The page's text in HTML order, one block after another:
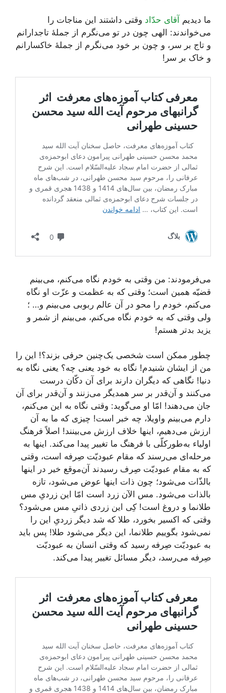
ما دیدیمآقای حدّادوقتی داشتند این مناجات را
می‌خواندند: الهی چون در تو می‌نگرم از جملۀ تاجدارانم
و تاج بر سر، و چون بر خود می‌نگرم از جملۀ‌ خاکسارانم
و خاک بر سر!
می‌فرمودند: من وقتی به خودم نگاه می‌کنم، می‌بینم
قضیّه همین است؛ وقتی که به عظمت و عزّت او نگاه
می‌کنم، خودم را محو در آن عالم ربوبی می‌بینم و… ؛
ولی وقتی که به خودم نگاه می‌کنم، می‌بینم از شمر و
یزید بدتر هستم!
چطور ممکن است شخصی یک‌چنین حرفی بزند؟! این را
من از ایشان شنیدم! نگاه به خود یعنی چه؟ یعنی نگاه به
دنیا! نگاهی که دیگران دارند برای آن دکّان درست
می‌کنند و آن‌قدر بر سر همدیگر می‌زنند و آن‌قدر برای آن
جان می‌دهند! امّا او می‌گوید: وقتی نگاه به این می‌کنم،
دارم می‌بینم واویلا، چه خبر است! چیزی که ما به آن
ارزش می‌دهیم، اینها خلاف ارزش می‌بینند! اصلاً فرهنگ
اولیاء به‌طورکلّی با فرهنگ ما تغییر پیدا می‌کند. اینها به
مرحله‌ای می‌رسند که مقام عبودیّت صِرفه است، وقتی
که به مقام عبودیّت صِرف رسیدند آن‌موقع خیر در اینها
بالذّات می‌شود؛ چون ذات اینها عوض می‌شود، تازه
بالذات می‌شود. مس الآن زرد است امّا این زردیِ مس
طلا‌نما و دروغ است! کِی این زردی ذاتیِ مس می‌شود؟
وقتی که اکسیر بخورد، طلا که شد دیگر زردیِ این را
نمی‌شود بگوییم طلانما، این دیگر می‌شود طلا! پس باید
به عبودیّت صِرفه رسید که وقتی انسان به عبودیّت
صِرفه می‌رسد، دیگر مسائل تغییر پیدا می‌کند.